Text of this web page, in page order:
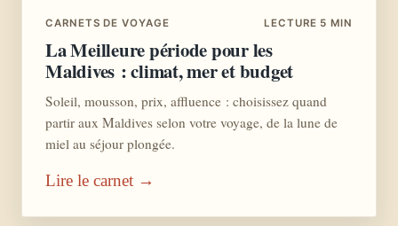
CARNETS DE VOYAGE LECTURE 5 MIN
La Meilleure période pour les
Maldives : climat, mer et budget
Soleil, mousson, prix, affluence : choisissez quand
partir aux Maldives selon votre voyage, de la lune de
miel au séjour plongée.
Lire le carnet →